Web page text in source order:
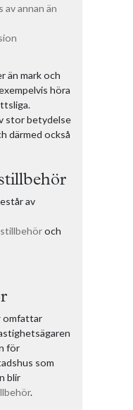
av annan än
än mark och
höra
stor betydelse
därmed också
av
och
omfattar
för
som
blir
.